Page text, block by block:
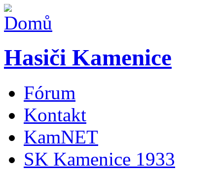
Hasiči Kamenice
Fórum
Kontakt
KamNET
SK Kamenice 1933